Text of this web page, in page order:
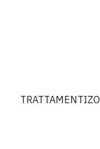
TRATTAMENTI